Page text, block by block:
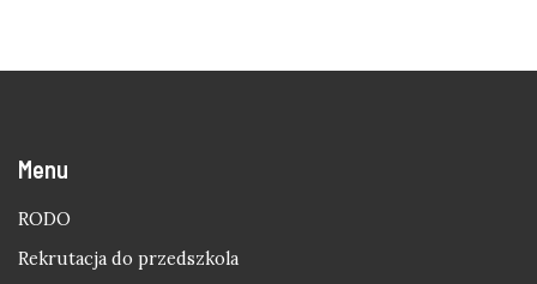
Menu
RODO
Rekrutacja do przedszkola